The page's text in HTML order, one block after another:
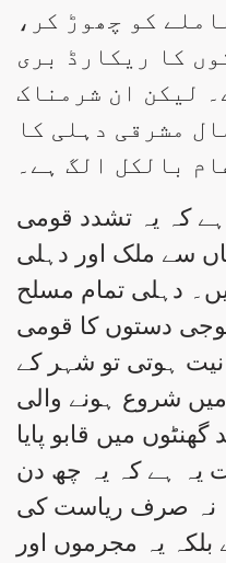
کو چھوڑ کر،
کا ریکارڈ بری
لیکن ان شرمناک
مشرقی دہلی کا
بالکل الگ ہے۔
ہے کہ یہ تشدد قومی
سے ملک اور دہلی
دہلی تمام مسلح
فوجی دستوں کا قومی
نیت ہوتی تو شہر کے
شروع ہونے والی
میں قابو پایا
یہ ہے کہ یہ چھ دن
نہ صرف ریاست کی
بلکہ یہ مجرموں اور